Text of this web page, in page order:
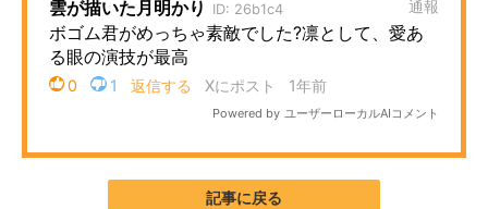
エレクトロニクス専門サイト
電子設計の基本と応用
記事に戻る